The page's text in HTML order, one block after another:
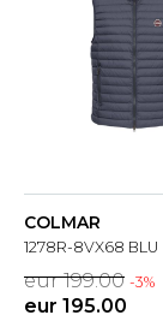
COLMAR
1278R-8VX68 BLU
eur 199.00 -3%
eur 195.00